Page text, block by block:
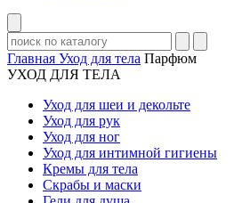
Главная Уход для тела Парфюм
УХОД ДЛЯ ТЕЛА
Уход для шеи и декольте
Уход для рук
Уход для ног
Уход для интимной гигиены
Кремы для тела
Скрабы и маски